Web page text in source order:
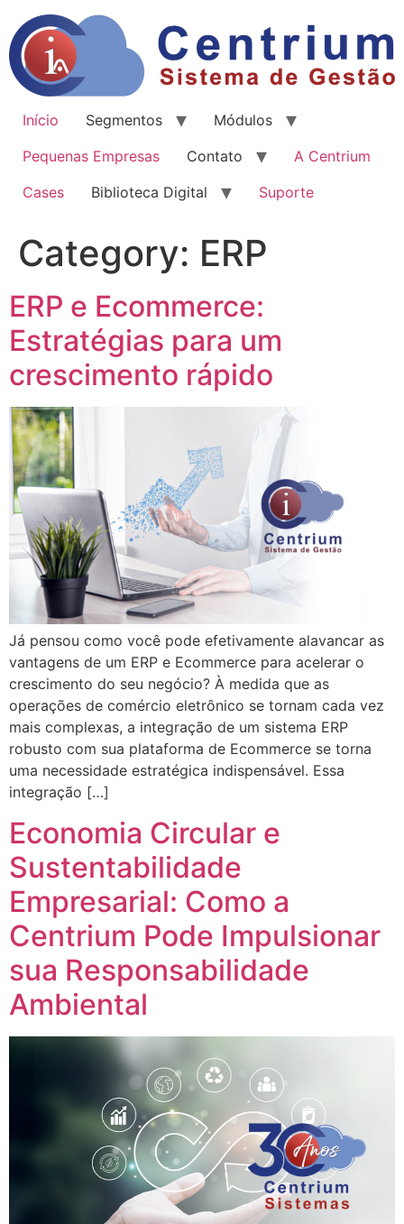
Início Segmentos
Módulos
Pequenas Empresas
Contato
A Centrium
Cases
Biblioteca Digital Suporte
Category: ERP
ERP e Ecommerce:
Estratégias para um
crescimento rápido
Já pensou como você pode efetivamente alavancar as
vantagens de um ERP e Ecommerce para acelerar o
crescimento do seu negócio? À medida que as
operações de comércio eletrônico se tornam cada vez
mais complexas, a integração de um sistema ERP
robusto com sua plataforma de Ecommerce se torna
uma necessidade estratégica indispensável. Essa
integração […]
Economia Circular e
Sustentabilidade
Empresarial: Como a
Centrium Pode Impulsionar
sua Responsabilidade
Ambiental